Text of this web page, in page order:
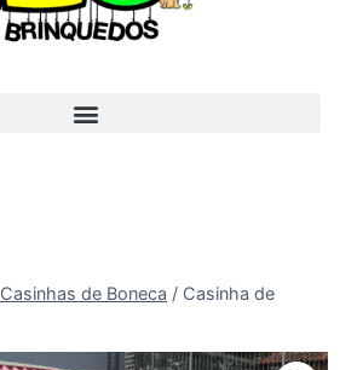
Casinhas de Boneca / Casinha de